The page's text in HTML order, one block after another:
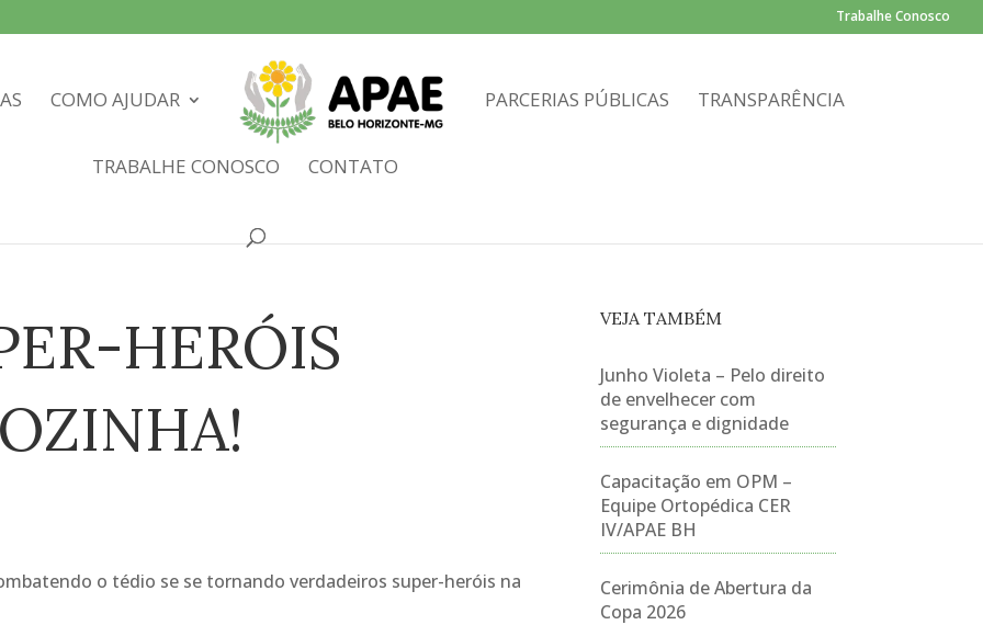
Trabalhe Conosco
COMO AJUDAR PARCERIAS PÚBLICAS TRANSPARÊNCIA
TRABALHE CONOSCO CONTATO
HERÓIS
o tédio se se tornando verdadeiros super-heróis na
VEJA TAMBÉM
Junho Violeta – Pelo direito
de envelhecer com
segurança e dignidade
Capacitação em OPM –
Equipe Ortopédica CER
IV/APAE BH
Cerimônia de Abertura da
Copa 2026